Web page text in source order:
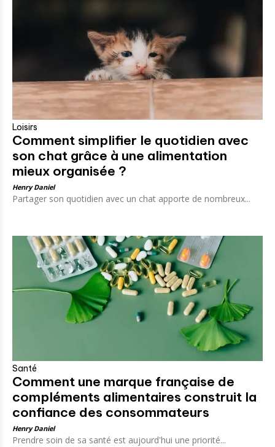
Loisirs
Comment simplifier le quotidien avec
son chat grâce à une alimentation
mieux organisée ?
Henry Daniel
Partager son quotidien avec un chat apporte de nombreux...
Santé
Comment une marque française de
compléments alimentaires construit la
confiance des consommateurs
Henry Daniel
Prendre soin de sa santé est aujourd'hui une priorité...